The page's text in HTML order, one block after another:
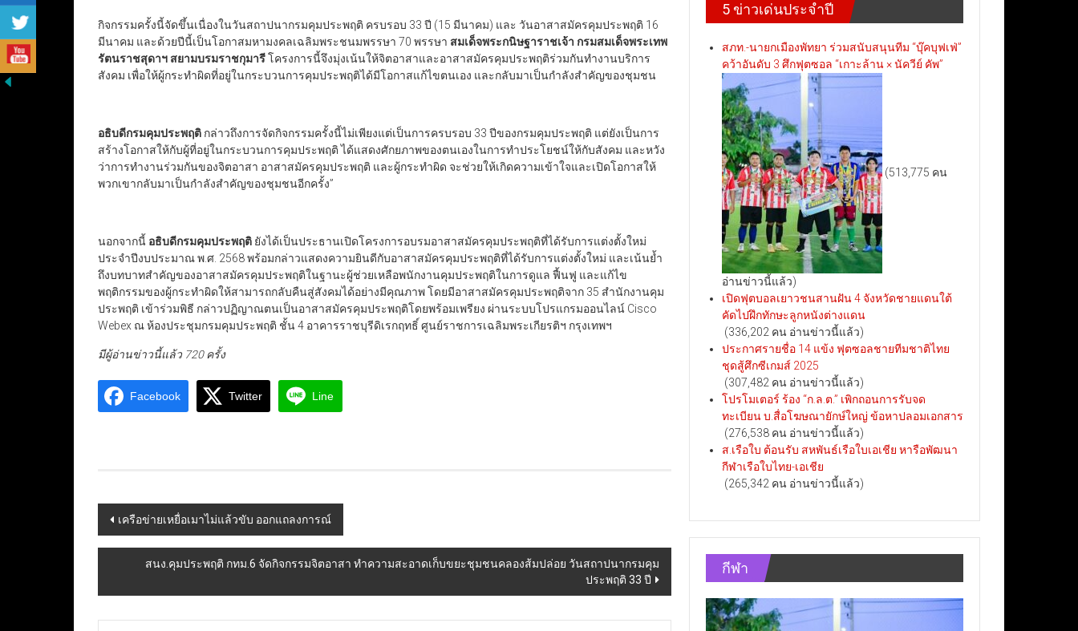
กิจกรรมครั้งนี้จัดขึ้นเนื่องในวันสถาปนากรมคุมประพฤติ ครบรอบ 33 ปี (15 มีนาคม) และ วันอาสาสมัครคุมประพฤติ 16
มีนาคม และด้วยปีนี้เป็นโอกาสมหามงคลเฉลิมพระชนมพรรษา 70 พรรษา สมเด็จพระกนิษฐาราชเจ้า กรมสมเด็จพระเทพ
รัตนราชสุดาฯ สยามบรมราชกุมารีโครงการนี้จึงมุ่งเน้นให้จิตอาสาและอาสาสมัครคุมประพฤติร่วมกันทำงานบริการ
สังคม เพื่อให้ผู้กระทำผิดที่อยู่ในกระบวนการคุมประพฤติได้มีโอกาสแก้ไขตนเอง และกลับมาเป็นกำลังสำคัญของชุมชน
อธิบดีกรมคุมประพฤติ กล่าวถึงการจัดกิจกรรมครั้งนี้ไม่เพียงแต่เป็นการครบรอบ 33 ปีของกรมคุมประพฤติ แต่ยังเป็นการ
สร้างโอกาสให้กับผู้ที่อยู่ในกระบวนการคุมประพฤติ ได้แสดงศักยภาพของตนเองในการทำประโยชน์ให้กับสังคม และหวัง
ว่าการทำงานร่วมกันของจิตอาสา อาสาสมัครคุมประพฤติ และผู้กระทำผิด จะช่วยให้เกิดความเข้าใจและเปิดโอกาสให้
พวกเขากลับมาเป็นกำลังสำคัญของชุมชนอีกครั้ง”
นอกจากนี้ อธิบดีกรมคุมประพฤติ ยังได้เป็นประธานเปิดโครงการอบรมอาสาสมัครคุมประพฤติที่ได้รับการแต่งตั้งใหม่
ประจำปีงบประมาณ พ.ศ. 2568 พร้อมกล่าวแสดงความยินดีกับอาสาสมัครคุมประพฤติที่ได้รับการแต่งตั้งใหม่ และเน้นย้ำ
ถึงบทบาทสำคัญของอาสาสมัครคุมประพฤติในฐานะผู้ช่วยเหลือพนักงานคุมประพฤติในการดูแล ฟื้นฟู และแก้ไข
พฤติกรรมของผู้กระทำผิดให้สามารถกลับคืนสู่สังคมได้อย่างมีคุณภาพ โดยมีอาสาสมัครคุมประพฤติจาก 35 สำนักงานคุม
ประพฤติ เข้าร่วมพิธี กล่าวปฏิญาณตนเป็นอาสาสมัครคุมประพฤติโดยพร้อมเพรียง ผ่านระบบโปรแกรมออนไลน์ Cisco
Webex ณ ห้องประชุมกรมคุมประพฤติ ชั้น 4 อาคารราชบุรีดิเรกฤทธิ์ ศูนย์ราชการเฉลิมพระเกียรติฯ กรุงเทพฯ
มีผู้อ่านข่าวนี้แล้ว 720 ครั้ง
Facebook Twitter Line
Post
navigation
เครือข่ายเหยื่อเมาไม่แล้วขับ ออกแถลงการณ์
สนง.คุมประพฤติ กทม.6 จัดกิจกรรมจิตอาสา ทำความสะอาดเก็บขยะชุมชนคลองส้มปล่อย วันสถาปนากรมคุม
ประพฤติ 33 ปี
5 ข่าวเด่นประจำปี
สภท.-นายกเมืองพัทยา ร่วมสนับสนุนทีม “บุ๊คบุฟเฟ่”
คว้าอันดับ 3 ศึกฟุตซอล “เกาะล้าน × นัควีย์ คัพ”
(513,775 คน
อ่านข่าวนี้แล้ว)
เปิดฟุตบอลเยาวชนสานฝัน 4 จังหวัดชายแดนใต้
คัดไปฝึกทักษะลูกหนังต่างแดน
(336,202 คน อ่านข่าวนี้แล้ว)
ประกาศรายชื่อ 14 แข้ง ฟุตซอลชายทีมชาติไทย
ชุดสู้ศึกซีเกมส์ 2025
(307,482 คน อ่านข่าวนี้แล้ว)
โปรโมเตอร์ ร้อง “ก.ล.ต.” เพิกถอนการรับจด
ทะเบียน บ.สื่อโฆษณายักษ์ใหญ่ ข้อหาปลอมเอกสาร
(276,538 คน อ่านข่าวนี้แล้ว)
ส.เรือใบ ต้อนรับ สหพันธ์เรือใบเอเชีย หารือพัฒนา
กีฬาเรือใบไทย-เอเชีย
(265,342 คน อ่านข่าวนี้แล้ว)
กีฬา